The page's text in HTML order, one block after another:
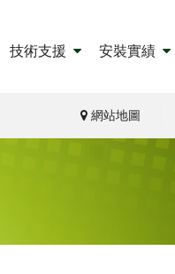
技術支援 安裝實績
網站地圖